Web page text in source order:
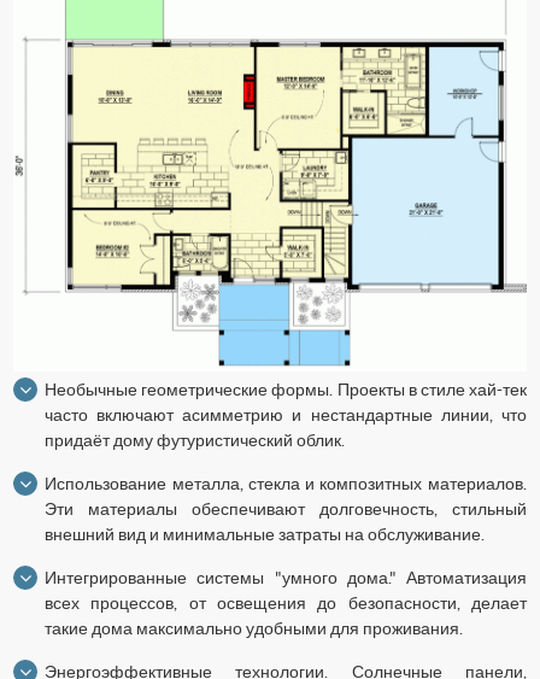
Необычные геометрические формы. Проекты в стиле хай-тек
часто включают асимметрию и нестандартные линии, что
придаёт дому футуристический облик.
Использование металла, стекла и композитных материалов.
Эти материалы обеспечивают долговечность, стильный
внешний вид и минимальные затраты на обслуживание.
Интегрированные системы "умного дома." Автоматизация
всех процессов, от освещения до безопасности, делает
такие дома максимально удобными для проживания.
Энергоэффективные технологии. Солнечные панели,